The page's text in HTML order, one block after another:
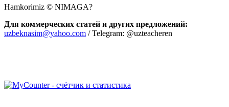
Hamkorimiz © NIMAGA?
Для коммерческих статей и других предложений:
uzbeknasim@yahoo.com / Telegram: @uzteacheren